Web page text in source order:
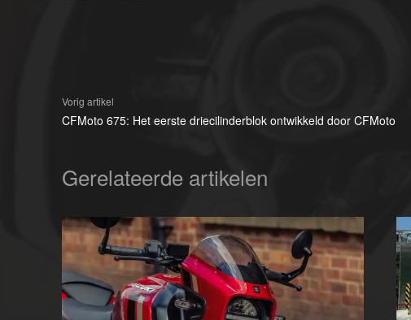
Vorig artikel
CFMoto 675: Het eerste driecilinderblok ontwikkeld door CFMoto
Gerelateerde artikelen